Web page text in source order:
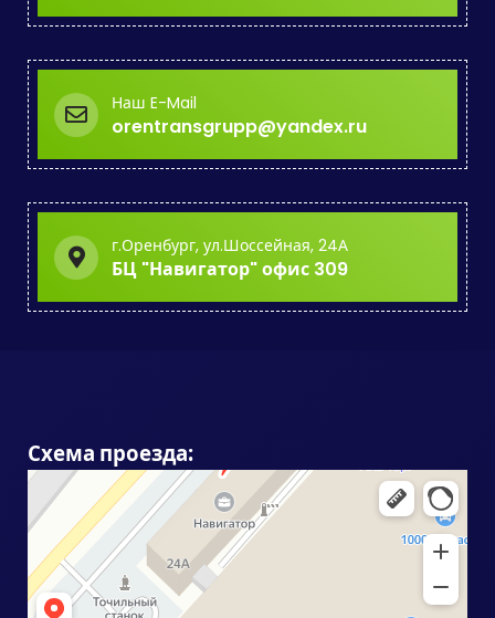
Наш E-Mail
orentransgrupp@yandex.ru
г.Оренбург, ул.Шоссейная, 24А
БЦ "Навигатор" офис 309
Схема проезда: